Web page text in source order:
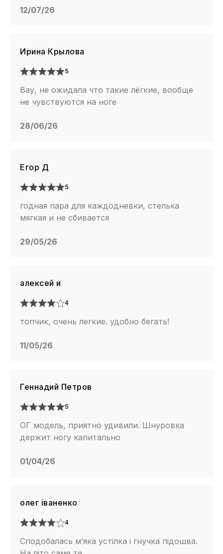
12/07/26
Ирина Крылова
5
Вау, не ожидала что такие лёгкие, вообще
не чувствуются на ноге
28/06/26
Егор Д
5
годная пара для каждодневки, стелька
мягкая и не сбивается
29/05/26
алексей и
4
топчик, очень легкие. удобно бегать!
11/05/26
Геннадий Петров
5
ОГ модель, приятно удивили. Шнуровка
держит ногу капитально
01/04/26
олег іваненко
4
Сподобалась м’яка устілка і гнучка підошва.